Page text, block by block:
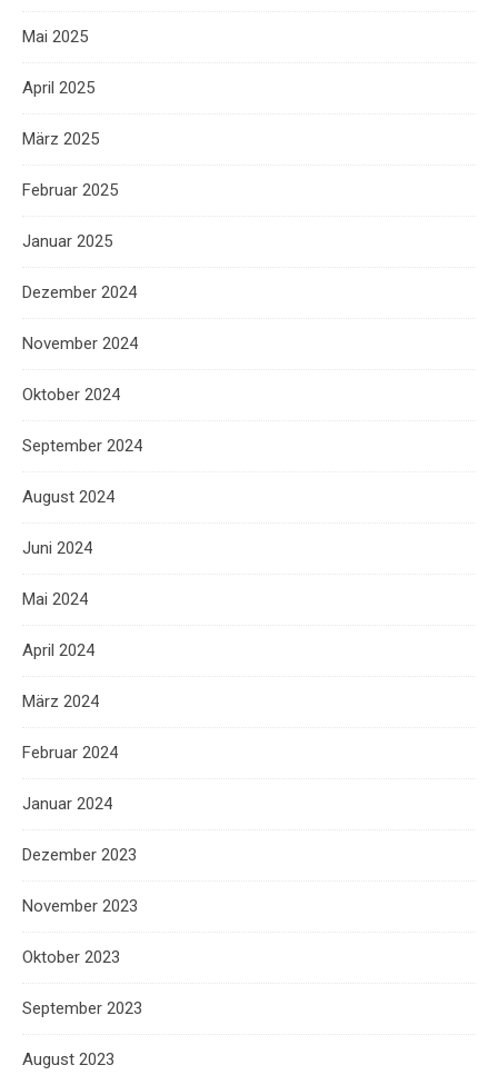
Mai 2025
April 2025
März 2025
Februar 2025
Januar 2025
Dezember 2024
November 2024
Oktober 2024
September 2024
August 2024
Juni 2024
Mai 2024
April 2024
März 2024
Februar 2024
Januar 2024
Dezember 2023
November 2023
Oktober 2023
September 2023
August 2023